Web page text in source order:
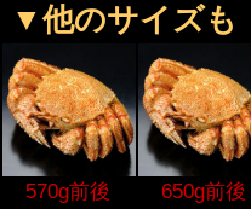
▼他のサイズも
570g前後
650g前後